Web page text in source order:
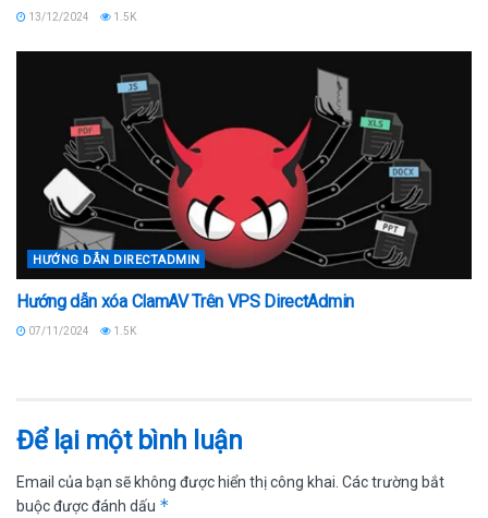
13/12/2024 1.5K
HƯỚNG DẪN DIRECTADMIN
Hướng dẫn xóa ClamAV Trên VPS DirectAdmin
07/11/2024 1.5K
Để lại một bình luận
Email của bạn sẽ không được hiển thị công khai. Các trường bắt
buộc được đánh dấu *